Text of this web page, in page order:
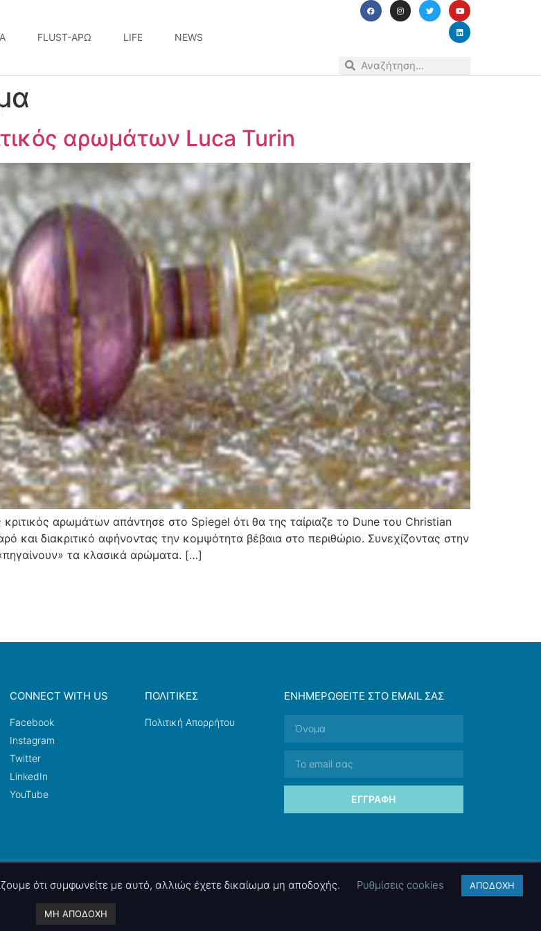
FLUST-ΆΡΩ LIFE NEWS
αρωμάτων Luca Turin
αρωμάτων απάντησε στο Spiegel ότι θα της ταίριαζε το Dune του Christian
και διακριτικό αφήνοντας την κομψότητα βέβαια στο περιθώριο. Συνεχίζοντας στην
τα κλασικά αρώματα. […]
CONNECT WITH US
Facebook
Instagram
Twitter
LinkedIn
YouTube
ΠΟΛΙΤΙΚΕΣ
Πολιτική Απορρήτου
ΕΝΗΜΕΡΩΘΕΊΤΕ ΣΤΟ EMAIL ΣΑΣ
ΕΓΓΡΑΦΉ
nettings, ltd . Powered by
ότι συμφωνείτε με αυτό, αλλιώς έχετε δικαίωμα μη αποδοχής. Ρυθμίσεις cookies ΑΠΟΔΟΧΗ
ΜΗ ΑΠΟΔΟΧΗ